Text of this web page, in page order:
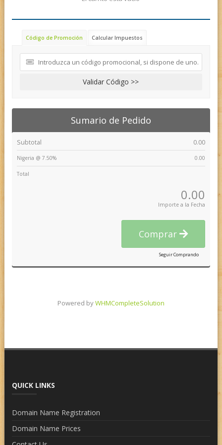
Código de Promoción Calcular Impuestos
Validar Código >>
Sumario de Pedido
Subtotal 0.00
Nigeria @ 7.50% 0.00
Total
0.00
Importe a la Fecha
Comprar
Seguir Comprando
Powered byWHMCompleteSolution
QUICK LINKS
Domain Name Registration
Domain Name Prices